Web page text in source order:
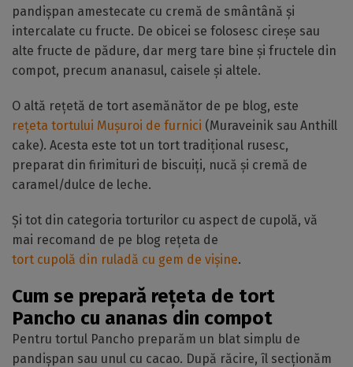
pandișpan amestecate cu cremă de smântână și
intercalate cu fructe. De obicei se folosesc cireșe sau
alte fructe de pădure, dar merg tare bine și fructele din
compot, precum ananasul, caisele și altele.
O altă rețetă de tort asemănător de pe blog, este
rețeta tortului Mușuroi de furnici (Muraveinik sau Anthill
cake). Acesta este tot un tort tradițional rusesc,
preparat din firimituri de biscuiți, nucă și cremă de
caramel/dulce de leche.
Și tot din categoria torturilor cu aspect de cupolă, vă
mai recomand de pe blog rețeta de
tort cupolă din ruladă cu gem de vișine.
Cum se prepară rețeta de tort
Pancho cu ananas din compot
Pentru tortul Pancho preparăm un blat simplu de
pandișpan sau unul cu cacao. După răcire, îl secționăm